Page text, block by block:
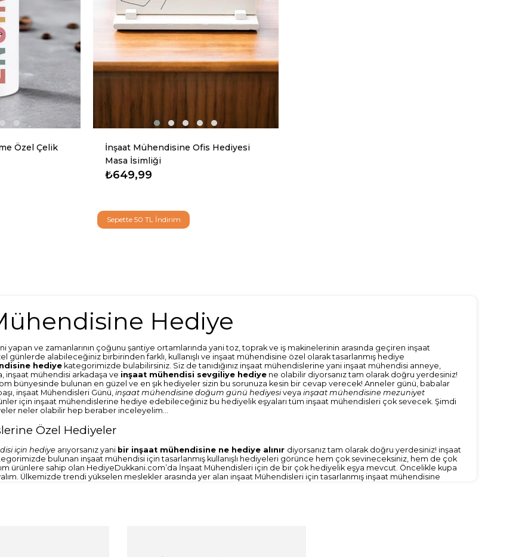
Özel Çelik
İnşaat Mühendisine Ofis Hediyesi
Masa İsimliği
₺649,99
Sepette 50 TL İndirim
Hediye
yapan ve zamanlarının çoğunu şantiye ortamlarında yani toz, toprak ve iş makinelerinin arasında geçiren inşaat
günlerde alabileceğiniz birbirinden farklı, kullanışlı ve inşaat mühendisine özel olarak tasarlanmış hediye
hediye kategorimizde bulabilirsiniz. Siz de tanıdığınız inşaat mühendislerine yani inşaat mühendisi anneye,
inşaat mühendisi arkadaşa ve inşaat mühendisi sevgiliye hediye ne olabilir diyorsanız tam olarak doğru yerdesiniz!
bünyesinde bulunan en güzel ve en şık hediyeler sizin bu sorunuza kesin bir cevap verecek! Anneler günü, babalar
inşaat Mühendisleri Günü, inşaat mühendisine doğum günü hediyesiveya inşaat mühendisine mezuniyet
için inşaat mühendislerine hediye edebileceğiniz bu hediyelik eşyaları tüm inşaat mühendisleri çok sevecek. Şimdi
neler olabilir hep beraber inceleyelim…
Özel Hediyeler
için hediye arıyorsanız yani bir inşaat mühendisine ne hediye alınır diyorsanız tam olarak doğru yerdesiniz! inşaat
bulunan inşaat mühendisi için tasarlanmış kullanışlı hediyeleri görünce hem çok sevineceksiniz, hem de çok
ürünlere sahip olan HediyeDukkani.com’da İnşaat Mühendisleri için de bir çok hediyelik eşya mevcut. Öncelikle kupa
Ülkemizde trendi yükselen meslekler arasında yer alan inşaat Mühendisleri için tasarlanmış inşaat mühendisine